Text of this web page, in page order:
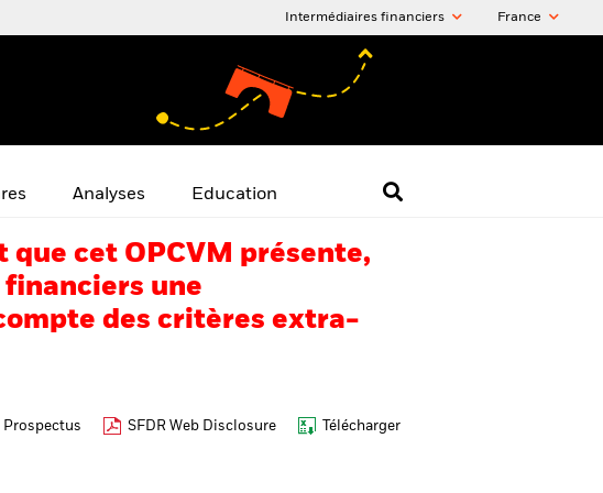
Intermédiaires financiers France
Analyses Education
cet OPCVM présente,
financiers une
des critères extra-
Prospectus SFDR Web Disclosure Télécharger